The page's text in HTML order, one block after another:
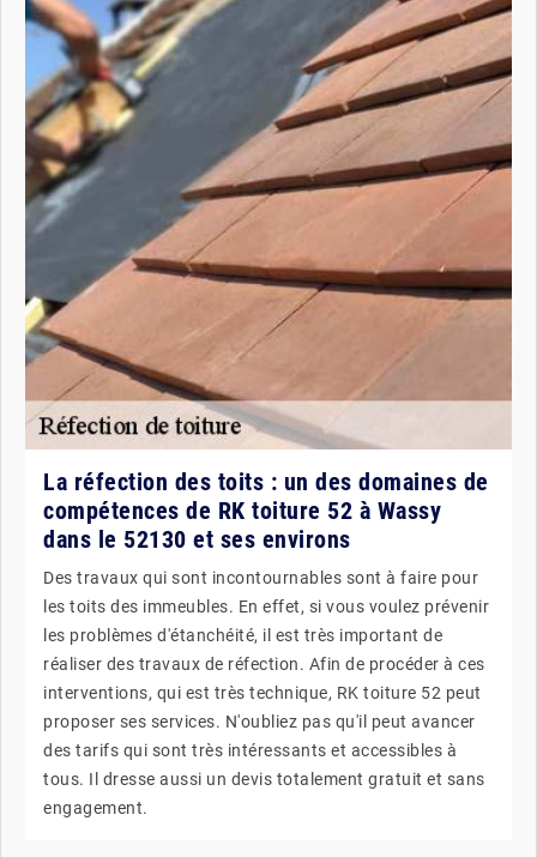
La réfection des toits : un des domaines de
compétences de RK toiture 52 à Wassy
dans le 52130 et ses environs
Des travaux qui sont incontournables sont à faire pour
les toits des immeubles. En effet, si vous voulez prévenir
les problèmes d'étanchéité, il est très important de
réaliser des travaux de réfection. Afin de procéder à ces
interventions, qui est très technique, RK toiture 52 peut
proposer ses services. N'oubliez pas qu'il peut avancer
des tarifs qui sont très intéressants et accessibles à
tous. Il dresse aussi un devis totalement gratuit et sans
engagement.